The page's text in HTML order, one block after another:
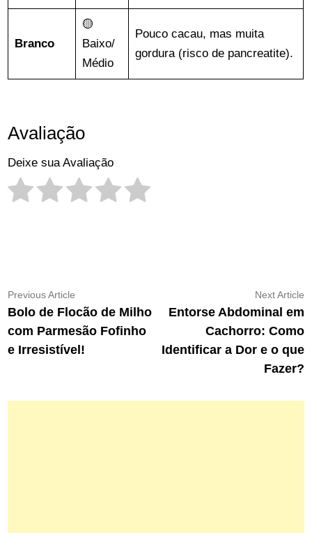
Branco
🟡
Baixo/
Médio
Pouco cacau, mas muita
gordura (risco de pancreatite).
Avaliação
Deixe sua Avaliação
Navegação
de
Post
Previous Article
article:
Bolo de Flocão de Milho
com Parmesão Fofinho
e Irresistível!
Next Article
Entorse Abdominal em
Cachorro: Como
Identificar a Dor e o que
Fazer?